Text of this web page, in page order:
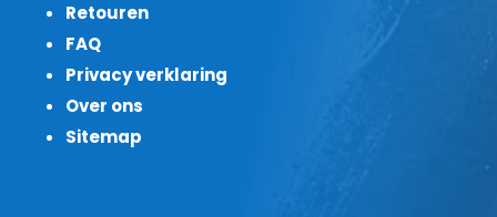
Retouren
FAQ
Privacy verklaring
Over ons
Sitemap